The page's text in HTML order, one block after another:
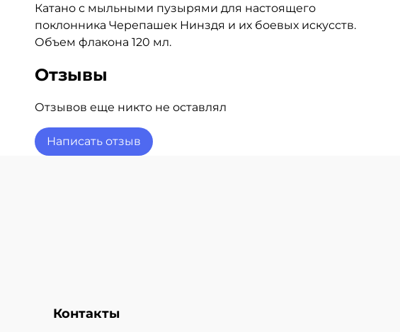
Катано с мыльными пузырями для настоящего
поклонника Черепашек Нинздя и их боевых искусств.
Объем флакона 120 мл.
Отзывы
Отзывов еще никто не оставлял
Написать отзыв
Контакты